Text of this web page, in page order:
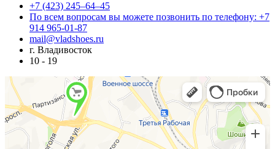
+7 (423) 245–64–45
По всем вопросам вы можете позвонить по телефону: +7
914 965-01-87
mail@vladshoes.ru
г. Владивосток
10 - 19